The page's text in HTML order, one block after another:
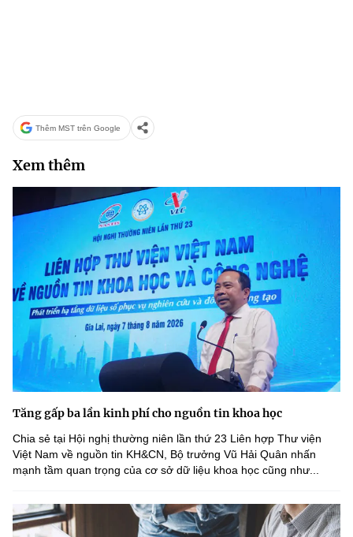
Thêm MST trên Google
Xem thêm
Tăng gấp ba lần kinh phí cho nguồn tin khoa học
Chia sẻ tại Hội nghị thường niên lần thứ 23 Liên hợp Thư viện
Việt Nam về nguồn tin KH&CN, Bộ trưởng Vũ Hải Quân nhấn
mạnh tầm quan trọng của cơ sở dữ liệu khoa học cũng như...